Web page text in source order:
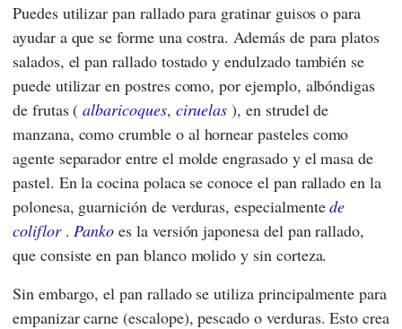
Puedes utilizar pan rallado para gratinar guisos o para
ayudar a que se forme una costra. Además de para platos
salados, el pan rallado tostado y endulzado también se
puede utilizar en postres como, por ejemplo, albóndigas
de frutas (albaricoques, ciruelas ), en strudel de
manzana, como crumble o al hornear pasteles como
agente separador entre el molde engrasado y el masa de
pastel. En la cocina polaca se conoce el pan rallado en la
polonesa, guarnición de verduras, especialmentede
coliflor.Panko es la versión japonesa del pan rallado,
que consiste en pan blanco molido y sin corteza.
Sin embargo, el pan rallado se utiliza principalmente para
empanizar carne (escalope), pescado o verduras. Esto crea